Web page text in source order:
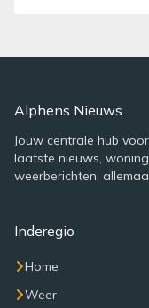
Alphens Nieuws
Jouw centrale hub
laatste nieuws,
weerberichten,
Inderegio
Home
Weer